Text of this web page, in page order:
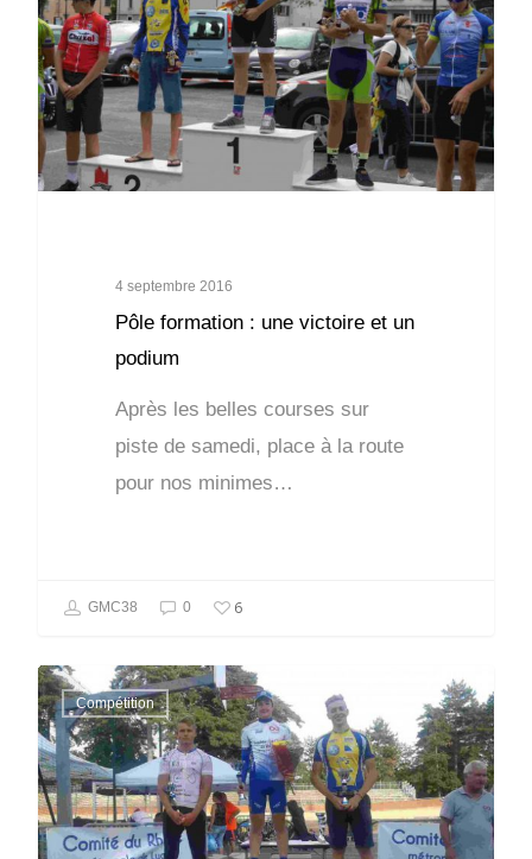
4 septembre 2016
Pôle formation : une victoire et un
podium
Après les belles courses sur
piste de samedi, place à la route
pour nos minimes…
GMC38 0 6
Compétition